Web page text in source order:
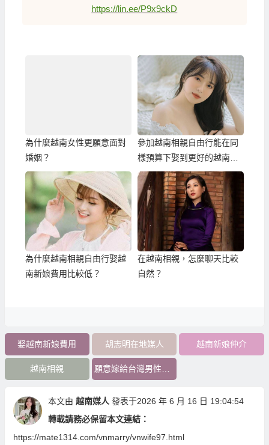
https://lin.ee/P9x9ckD
為什麼越南女性更願意面對
婚姻？
參加越南相親自由行能在同
樣預算下娶到更好的越南新
娘！
為什麼越南相親自由行娶越
南新娘費用比較低？
在越南相親，怎麼聊天比較
自然？
娶越南新娘費用 胡志明在地媒人 越南新娘仲介
越南相親
本文由 越南媒人 發表于2026 年 6 月 16 日 19:04:54
轉載請務必保留本文連結：
https://mate1314.com/vnmarry/vnwife97.html